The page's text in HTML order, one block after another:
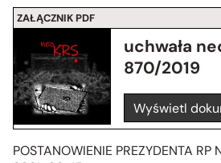
ZAŁĄCZNIK PDF
uchwała
870/2019
Wyświetl
POSTANOWIENIE PREZYDENTA RP